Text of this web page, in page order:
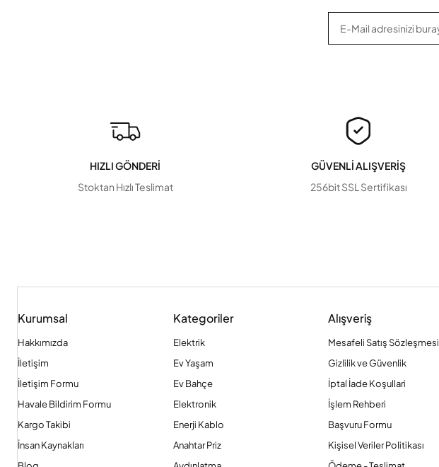
HIZLI GÖNDERİ
Stoktan Hızlı Teslimat
GÜVENLİ ALIŞVERİŞ
256bit SSL Sertifikası
Kurumsal
Hakkımızda
İletişim
İletişim Formu
Havale Bildirim Formu
Kargo Takibi
İnsan Kaynakları
Kategoriler
Elektrik
Ev Yaşam
Ev Bahçe
Elektronik
Enerji Kablo
Anahtar Priz
Alışveriş
Mesafeli Satış Sözleşmesi
Gizlilik ve Güvenlik
İptal İade Koşullari
İşlem Rehberi
Başvuru Formu
Kişisel Veriler Politikası